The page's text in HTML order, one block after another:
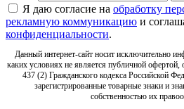
Я даю согласие на обработку
рекламную коммуникацию и
конфиденциальности.
Данный интернет-сайт носит исключительно
каких условиях не является публичной
437 (2) Гражданского кодекса Российской
зарегистрированные товарные знаки и
собственностью их